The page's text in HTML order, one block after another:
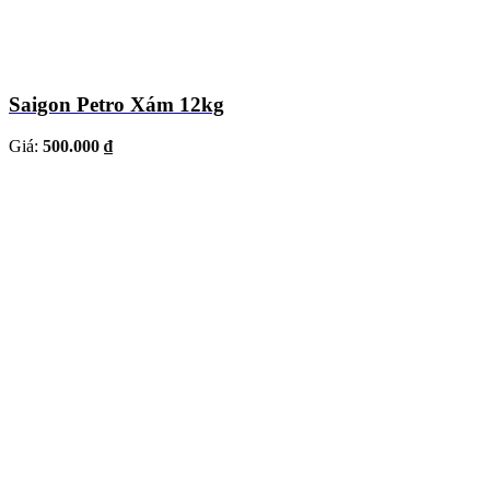
Saigon Petro Xám 12kg
Giá: 500.000 ₫